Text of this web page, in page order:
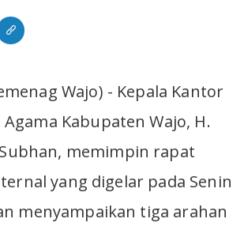
Wajo) - Kepala Kantor
Kabupaten Wajo, H.
memimpin rapat
yang digelar pada Senin
menyampaikan tiga arahan